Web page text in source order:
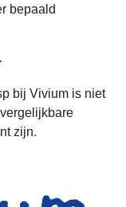
bepaald
bij Vivium is niet
zijn.